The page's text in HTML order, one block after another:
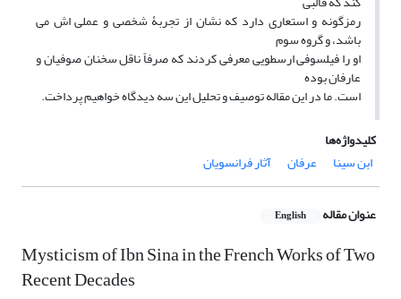
رمزگونه و استعاری دارد که نشان از تجربۀ شخصی و عملی اش می
باشد، و گروه سوم
او را فیلسوفی ارسطویی معرفی کردند که صرفاً ناقل سخنان صوفیان و
عارفان بوده
است. ما در این مقاله توصیف و تحلیل این سه دیدگاه خواهیم پرداخت.
کلیدواژه‌ها
ابن سینا
عرفان آثار فرانسویان
عنوان مقاله English
Mysticism of Ibn Sina in the French Works of Two
Recent Decades